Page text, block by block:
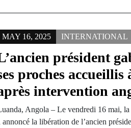
MAY 16, 2025 INTERNATIONAL
président
proches accueillis
intervention
Angola – Le vendredi 16 mai, la
annoncé la libération de l’ancien